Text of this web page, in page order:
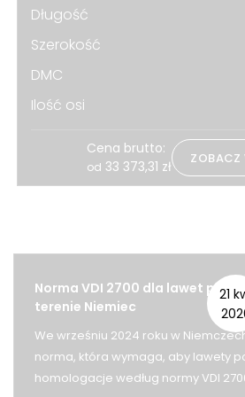
Długość
Szerokość
DMC
Ilość osi
Cena brutto:
od 33 373,31 zł ZOBACZ
21
Norma VDI 2700 dla lawet
terenie Niemiec
We wrześniu 2024 roku w
norma, która wymaga, aby lawety
homologacje według normy VDI